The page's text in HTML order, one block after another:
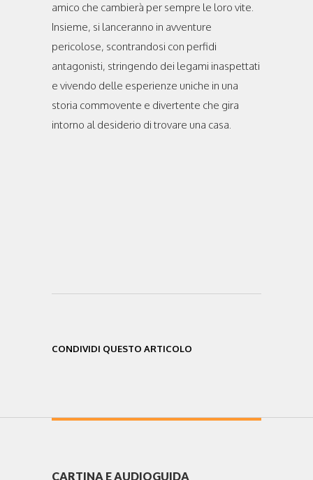
amico che cambierà per sempre le loro vite.
Insieme, si lanceranno in avventure
pericolose, scontrandosi con perfidi
antagonisti, stringendo dei legami inaspettati
e vivendo delle esperienze uniche in una
storia commovente e divertente che gira
intorno al desiderio di trovare una casa.
CONDIVIDI QUESTO ARTICOLO
CARTINA E AUDIOGUIDA